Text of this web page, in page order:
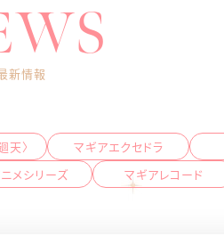
新情報
天〉 マギアエクセドラ
メシリーズ マギアレコード